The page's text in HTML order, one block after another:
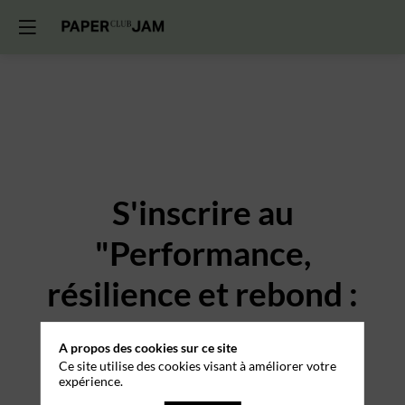
S'inscrire au
"Performance,
résilience et rebond :
les leçons d'Henri
Leconte" du 17
A propos des cookies sur ce site
Ce site utilise des cookies visant à améliorer votre
expérience.